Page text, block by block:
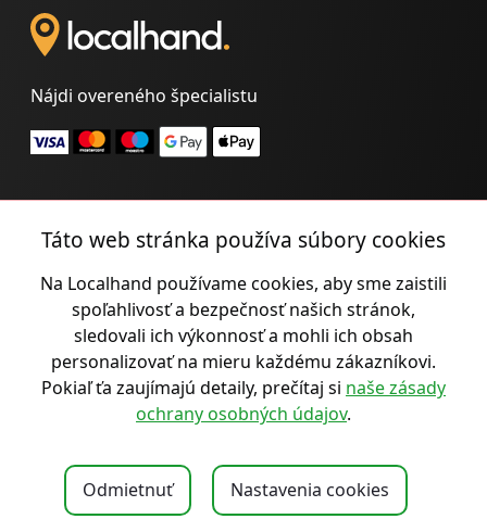
Nájdi overeného špecialistu
Pravidlá registrácie
Zásady spracúvania osobných údajov
Všeobecné podmienky
Kontakt
Táto web stránka používa súbory cookies
Na Localhand používame cookies, aby sme zaistili
spoľahlivosť a bezpečnosť našich stránok,
sledovali ich výkonnosť a mohli ich obsah
personalizovať na mieru každému zákazníkovi.
Pokiaľ ťa zaujímajú detaily, prečítaj si naše zásady
ochrany osobných údajov.
Odmietnuť Nastavenia cookies